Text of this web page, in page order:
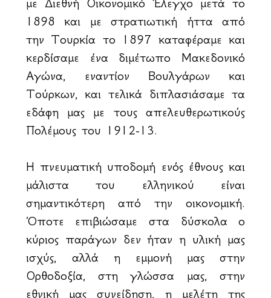
με Διεθνή Οικονομικό Έλεγχο μετά το
1898 και με στρατιωτική ήττα από
την Τουρκία το 1897 καταφέραμε και
κερδίσαμε ένα διμέτωπο Μακεδονικό
Αγώνα, εναντίον Βουλγάρων και
Τούρκων, και τελικά διπλασιάσαμε τα
εδάφη μας με τους απελευθερωτικούς
Πολέμους του 1912-13.
Η πνευματική υποδομή ενός έθνους και
μάλιστα του ελληνικού είναι
σημαντικότερη από την οικονομική.
Όποτε επιβιώσαμε στα δύσκολα ο
κύριος παράγων δεν ήταν η υλική μας
ισχύς, αλλά η εμμονή μας στην
Ορθοδοξία, στη γλώσσα μας, στην
εθνική μας συνείδηση, η μελέτη της